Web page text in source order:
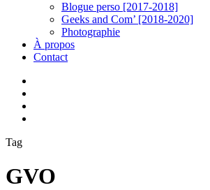
Blogue perso [2017-2018]
Geeks and Com’ [2018-2020]
Photographie
À propos
Contact
Tag
GVO